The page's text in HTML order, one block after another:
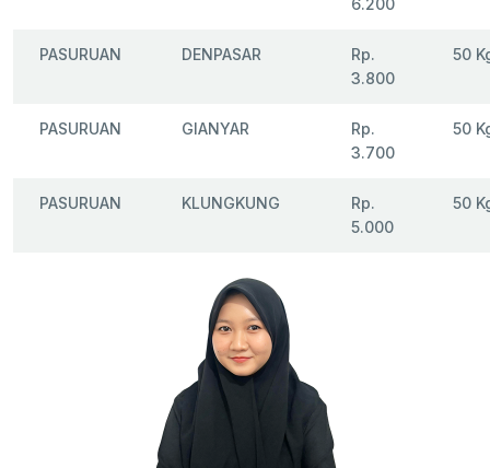
6.200
PASURUAN DENPASAR
Rp.
3.800
50
PASURUAN GIANYAR
Rp.
3.700
50
PASURUAN KLUNGKUNG
Rp.
5.000
50